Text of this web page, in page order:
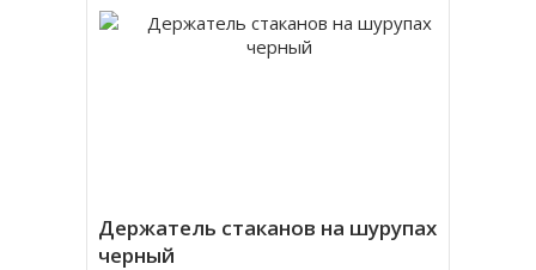
Держатель стаканов на шурупах
черный